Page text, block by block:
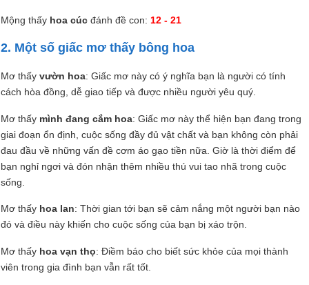
Mộng thấy hoa cúc đánh đề con: 12 - 21
2. Một số giấc mơ thấy bông hoa
Mơ thấy vườn hoa: Giấc mơ này có ý nghĩa bạn là người có tính
cách hòa đồng, dễ giao tiếp và được nhiều người yêu quý.
Mơ thấy mình đang cắm hoa: Giấc mơ này thể hiện bạn đang trong
giai đoạn ổn định, cuộc sống đầy đủ vật chất và bạn không còn phải
đau đầu về những vấn đề cơm áo gạo tiền nữa. Giờ là thời điểm để
bạn nghỉ ngơi và đón nhận thêm nhiều thú vui tao nhã trong cuộc
sống.
Mơ thấy hoa lan: Thời gian tới bạn sẽ cảm nắng một người bạn nào
đó và điều này khiến cho cuộc sống của bạn bị xáo trộn.
Mơ thấy hoa vạn thọ: Điềm báo cho biết sức khỏe của mọi thành
viên trong gia đình bạn vẫn rất tốt.